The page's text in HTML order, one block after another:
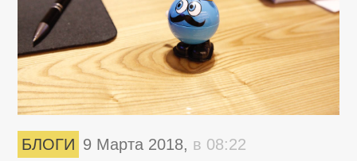
БЛОГИ 9 Марта 2018, в 08:22